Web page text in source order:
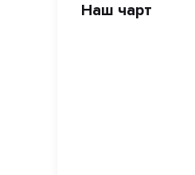
Наш чарт